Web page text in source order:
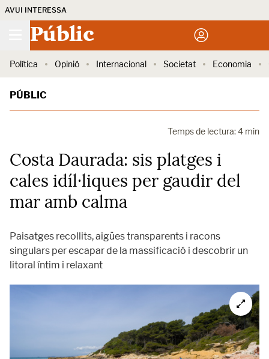
AVUI INTERESSA
Públic
Política Opinió Internacional Societat Economia
PÚBLIC
Temps de lectura: 4 min
Costa Daurada: sis platges i
cales idíl·liques per gaudir del
mar amb calma
Paisatges recollits, aigües transparents i racons
singulars per escapar de la massificació i descobrir un
litoral íntim i relaxant